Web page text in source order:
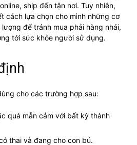
ship đến tận nơi. Tuy nhiên,
cách lựa chọn cho mình những cơ
để tránh mua phải hàng nhái,
tới sức khỏe người sử dụng.
cho các trường hợp sau:
quá mẫn cảm với bất kỳ thành
thai và đang cho con bú.